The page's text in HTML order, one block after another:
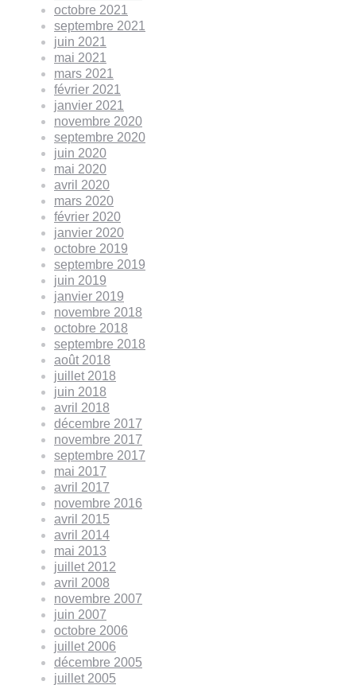
octobre 2021
septembre 2021
juin 2021
mai 2021
mars 2021
février 2021
janvier 2021
novembre 2020
septembre 2020
juin 2020
mai 2020
avril 2020
mars 2020
février 2020
janvier 2020
octobre 2019
septembre 2019
juin 2019
janvier 2019
novembre 2018
octobre 2018
septembre 2018
août 2018
juillet 2018
juin 2018
avril 2018
décembre 2017
novembre 2017
septembre 2017
mai 2017
avril 2017
novembre 2016
avril 2015
avril 2014
mai 2013
juillet 2012
avril 2008
novembre 2007
juin 2007
octobre 2006
juillet 2006
décembre 2005
juillet 2005